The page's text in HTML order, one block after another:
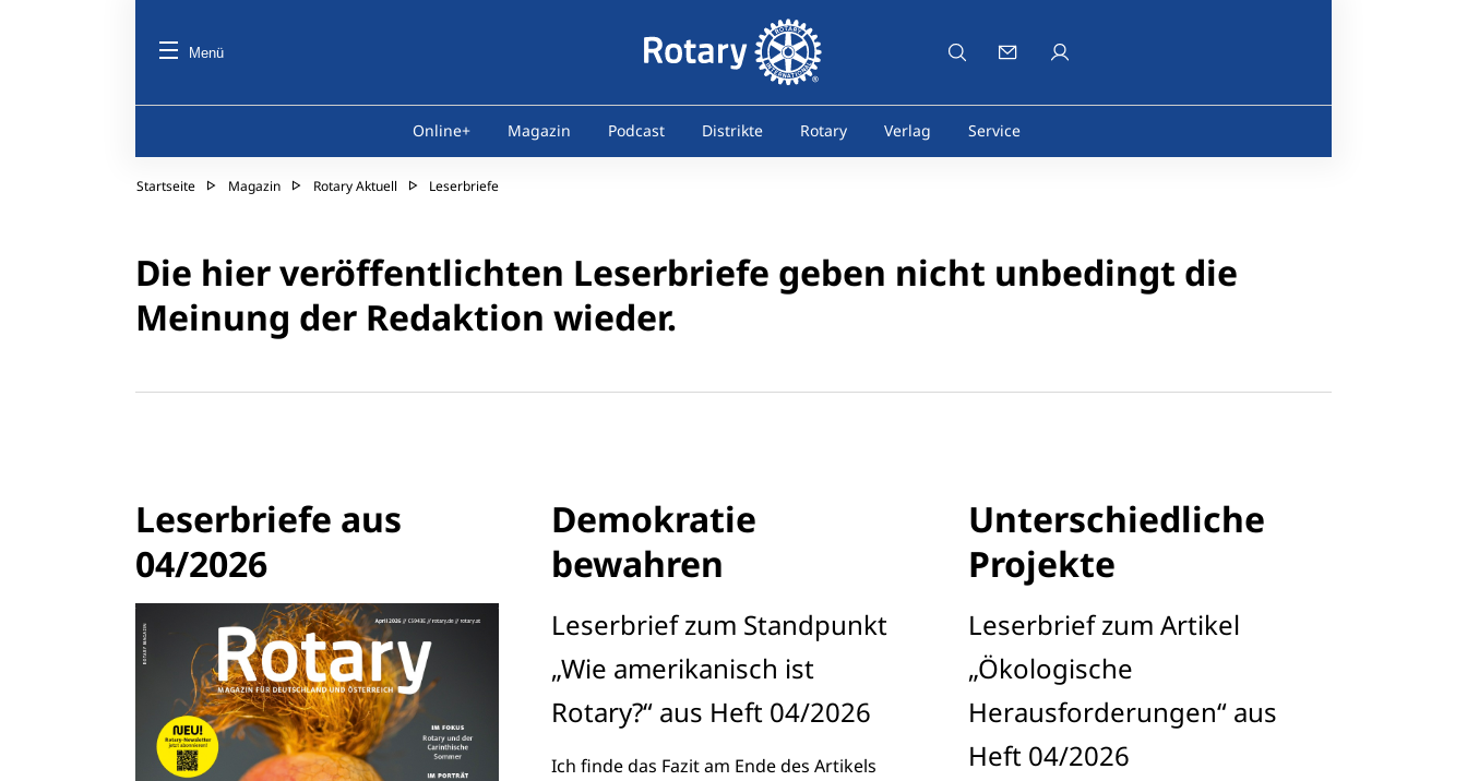
Menü
Online+ Magazin Podcast Distrikte Rotary Verlag Service
Startseite Magazin Rotary Aktuell Leserbriefe
Die hier veröffentlichten Leserbriefe geben nicht unbedingt die
Meinung der Redaktion wieder.
Leserbriefe aus
04/2026
Demokratie
bewahren
Leserbrief zum Standpunkt
„Wie amerikanisch ist
Rotary?“ aus Heft 04/2026
Ich finde das Fazit am Ende des Artikels
Unterschiedliche
Projekte
Leserbrief zum Artikel
„Ökologische
Herausforderungen“ aus
Heft 04/2026